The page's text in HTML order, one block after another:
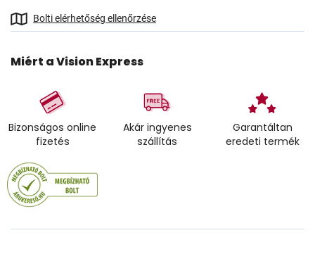
Bolti elérhetőség ellenőrzése
Miért a Vision Express
Bizonságos online
fizetés
Akár ingyenes
szállítás
Garantáltan
eredeti termék